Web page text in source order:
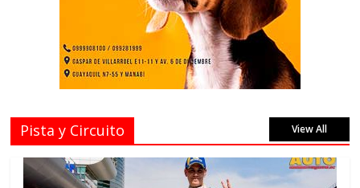
Pista y Circuito View All